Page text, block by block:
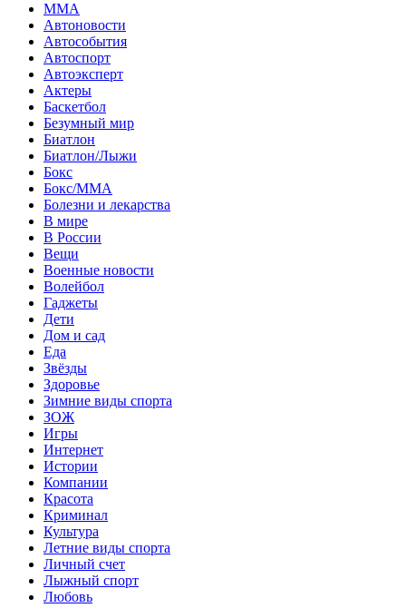
MMA
Автоновости
Автособытия
Автоспорт
Автоэксперт
Актеры
Баскетбол
Безумный мир
Биатлон
Биатлон/Лыжи
Бокс
Бокс/MMA
Болезни и лекарства
В мире
В России
Вещи
Военные новости
Волейбол
Гаджеты
Дети
Дом и сад
Еда
Звёзды
Здоровье
Зимние виды спорта
ЗОЖ
Игры
Интернет
Истории
Компании
Красота
Криминал
Культура
Летние виды спорта
Личный счет
Лыжный спорт
Любовь